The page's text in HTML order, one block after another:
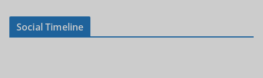
Social Timeline